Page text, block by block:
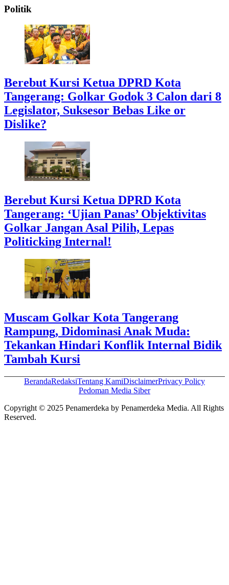
Politik
Berebut Kursi Ketua DPRD Kota
Tangerang: Golkar Godok 3 Calon dari 8
Legislator, Suksesor Bebas Like or
Dislike?
Berebut Kursi Ketua DPRD Kota
Tangerang: ‘Ujian Panas’ Objektivitas
Golkar Jangan Asal Pilih, Lepas
Politicking Internal!
Muscam Golkar Kota Tangerang
Rampung, Didominasi Anak Muda:
Tekankan Hindari Konflik Internal Bidik
Tambah Kursi
BerandaRedaksiTentang KamiDisclaimerPrivacy Policy
Pedoman Media Siber
Copyright © 2025 Penamerdeka by Penamerdeka Media. All Rights
Reserved.